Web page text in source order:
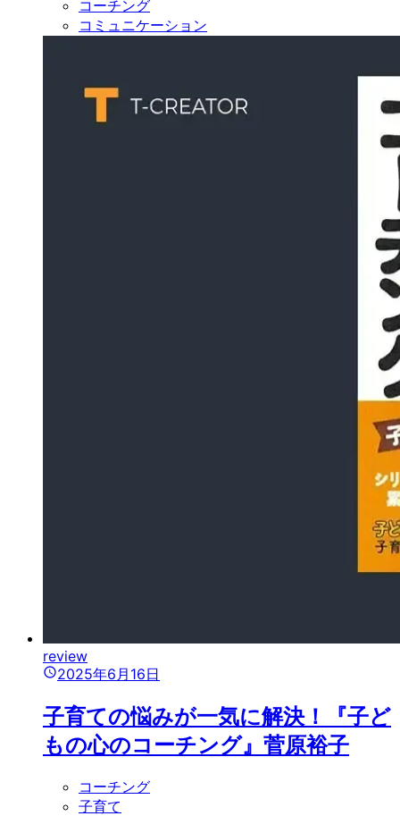
コーチング
コミュニケーション
review
2025年6月16日
子育ての悩みが一気に解決！『子ど
もの心のコーチング』菅原裕子
コーチング
子育て